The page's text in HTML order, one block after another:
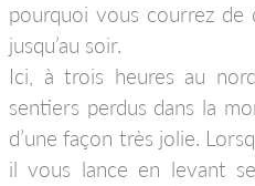
pourquoi vous courrez de
jusqu’au soir.
Ici, à trois heures au
sentiers perdus dans la
d’une façon très jolie.
il vous lance en levant